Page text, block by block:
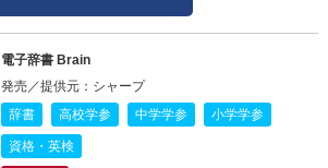
電子辞書 Brain
発売／提供元：シャープ
辞書
高校学参 中学学参 小学学参
資格・英検